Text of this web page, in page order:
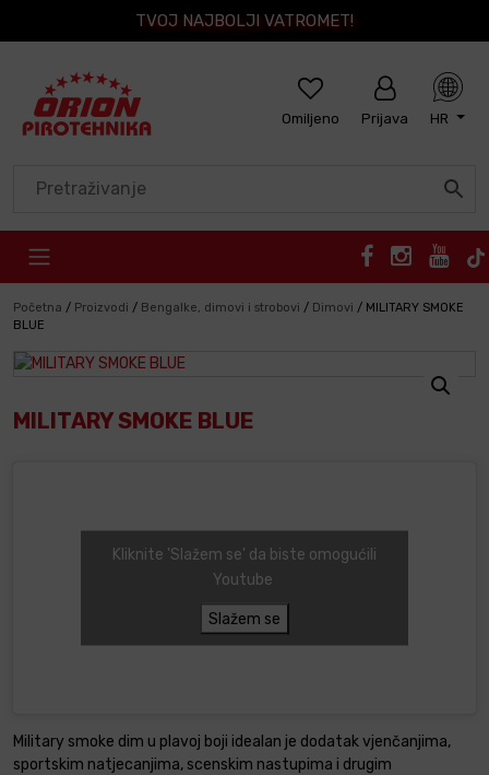
TVOJ NAJBOLJI VATROMET!
Omiljeno Prijava HR
Početna / Proizvodi / Bengalke, dimovi i strobovi / Dimovi / MILITARY SMOKE
BLUE
MILITARY SMOKE BLUE
Kliknite 'Slažem se' da biste omogućili
Youtube
Slažem se
Military smoke dim u plavoj boji idealan je dodatak vjenčanjima,
sportskim natjecanjima, scenskim nastupima i drugim